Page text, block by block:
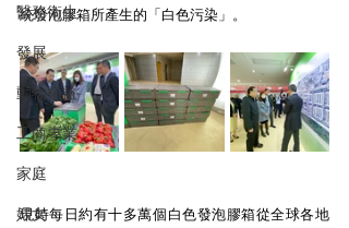
醫務衛生
發展
動物權益
工商專業
家庭
婦女
統發泡膠箱所產生的「白色污染」。
現時每日約有十多萬個白色發泡膠箱從全球各地